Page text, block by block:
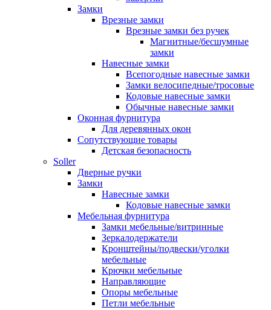
Замки
Врезные замки
Врезные замки без ручек
Магнитные/бесшумные
замки
Навесные замки
Всепогодные навесные замки
Замки велосипедные/тросовые
Кодовые навесные замки
Обычные навесные замки
Оконная фурнитура
Для деревянных окон
Сопутствующие товары
Детская безопасность
Soller
Дверные ручки
Замки
Навесные замки
Кодовые навесные замки
Мебельная фурнитура
Замки мебельные/витринные
Зеркалодержатели
Кронштейны/подвески/уголки
мебельные
Крючки мебельные
Направляющие
Опоры мебельные
Петли мебельные